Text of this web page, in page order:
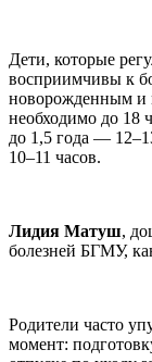
Дети, которые
восприимчивы к
новорожденным и
необходимо до 18
до 1,5 года —
10–11 часов.
Лидия Матуш,
болезней БГМУ,
Родители часто
момент: